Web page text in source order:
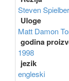
Steven
Uloge
Matt Damon
godina
1998
jezik
engleski